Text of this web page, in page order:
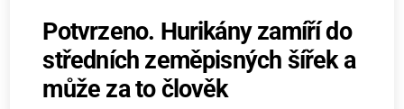
Potvrzeno. Hurikány zamíří do
středních zeměpisných šířek a
může za to člověk